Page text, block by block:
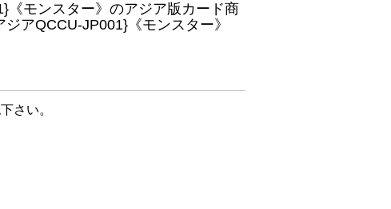
《モンスター》のアジア版カード商
アQCCU-JP001}《モンスター》
さい。